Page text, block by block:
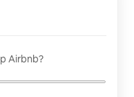
Airbnb?